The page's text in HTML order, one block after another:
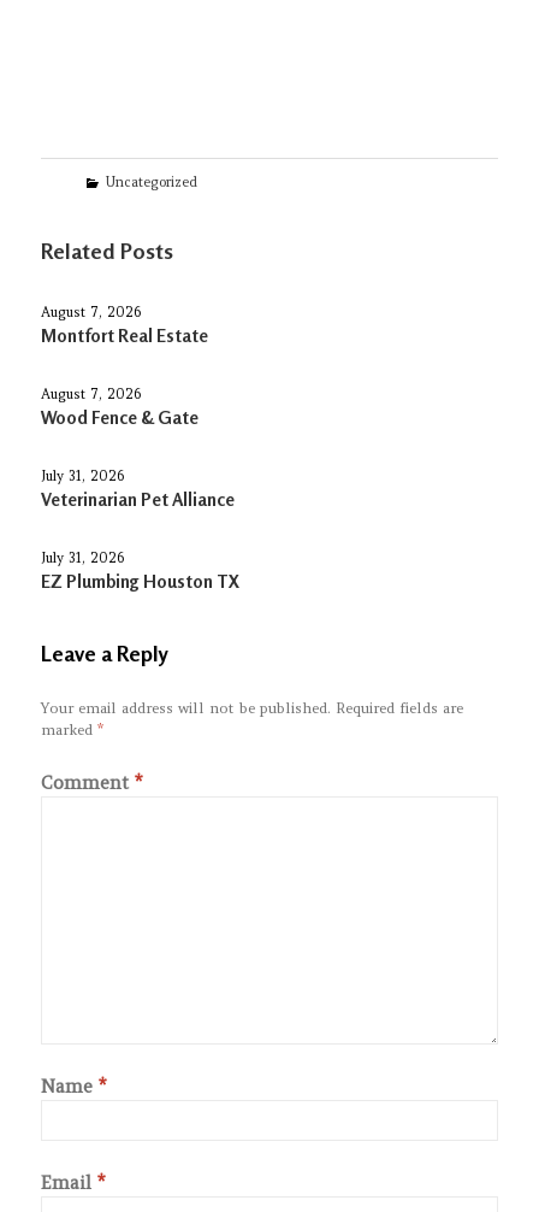
Categories
Uncategorized
Related Posts
August 7, 2026
Montfort Real Estate
August 7, 2026
Wood Fence & Gate
July 31, 2026
Veterinarian Pet Alliance
July 31, 2026
EZ Plumbing Houston TX
Leave a Reply
Your email address will not be published. Required fields are
marked*
Comment*
Name*
Email*